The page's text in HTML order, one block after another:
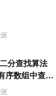
分查找算法
序数组中查找